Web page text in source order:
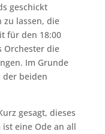
geschickt
lassen, die
für den 18:00
Orchester die
Im Grunde
der beiden
gesagt, dieses
eine Ode an all